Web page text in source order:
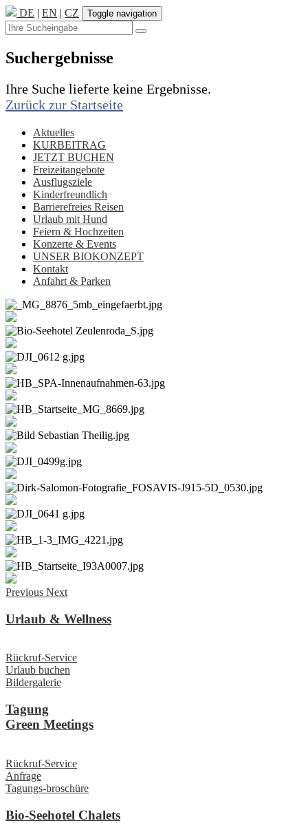
DE | EN | CZ Toggle navigation
Suchergebnisse
Ihre Suche lieferte keine Ergebnisse.
Zurück zur Startseite
Aktuelles
KURBEITRAG
JETZT BUCHEN
Freizeitangebote
Ausflugsziele
Kinderfreundlich
Barrierefreies Reisen
Urlaub mit Hund
Feiern & Hochzeiten
Konzerte & Events
UNSER BIOKONZEPT
Kontakt
Anfahrt & Parken
Previous Next
Urlaub & Wellness
Rückruf-Service
Urlaub buchen
Bildergalerie
Tagung
Green Meetings
Rückruf-Service
Anfrage
Tagungs-broschüre
Bio-Seehotel Chalets